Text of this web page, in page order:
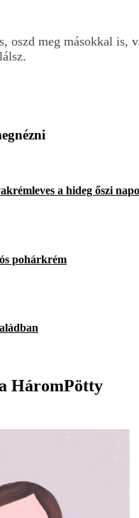
oszd meg másokkal is,
a hideg őszi
pohárkrém
HáromPötty